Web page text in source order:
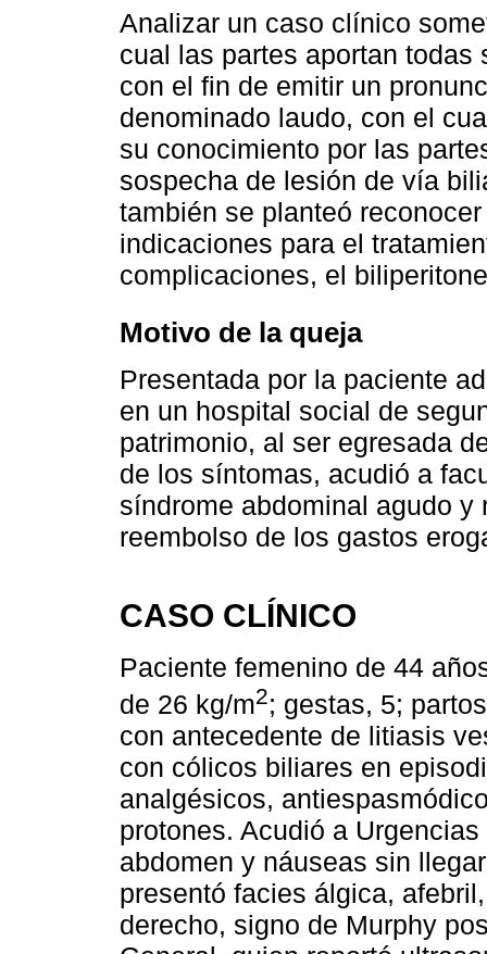
Analizar un caso clínico
cual las partes aportan
con el fin de emitir un
denominado laudo, con el
su conocimiento por las
sospecha de lesión de vía
también se planteó
indicaciones para el
complicaciones, el
Motivo de la queja
Presentada por la paciente
en un hospital social de
patrimonio, al ser egresada
de los síntomas, acudió a
síndrome abdominal agudo
reembolso de los gastos
CASO CLÍNICO
Paciente femenino de 44
de 26 kg/m2; gestas, 5;
con antecedente de litiasis
con cólicos biliares en
analgésicos,
protones. Acudió a
abdomen y náuseas sin
presentó facies álgica,
derecho, signo de Murphy